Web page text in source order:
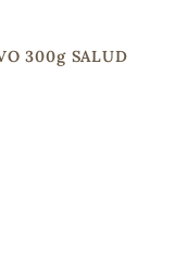
300g SALUD